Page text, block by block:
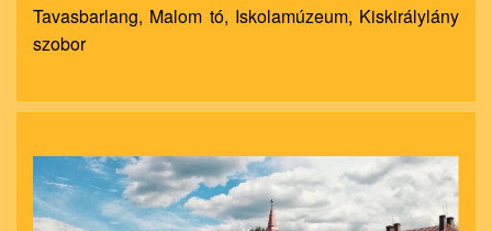
Tavasbarlang, Malom tó, Iskolamúzeum, Kiskirálylány
szobor